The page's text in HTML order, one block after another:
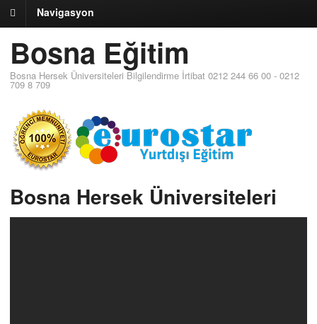
Navigasyon
Bosna Eğitim
Bosna Hersek Üniversiteleri Bilgilendirme İrtibat 0212 244 66 00 - 0212
709 8 709
Bosna Hersek Üniversiteleri